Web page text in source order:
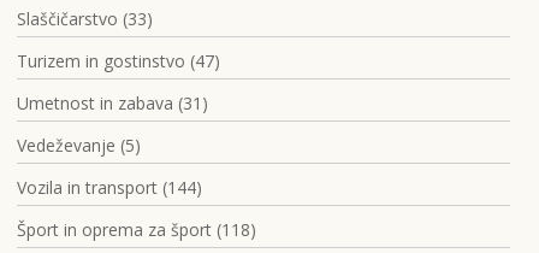
Slaščičarstvo (33)
Turizem in gostinstvo (47)
Umetnost in zabava (31)
Vedeževanje (5)
Vozila in transport (144)
Šport in oprema za šport (118)